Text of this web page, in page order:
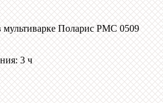
мультиварке Поларис РМС 0509
: 3 ч